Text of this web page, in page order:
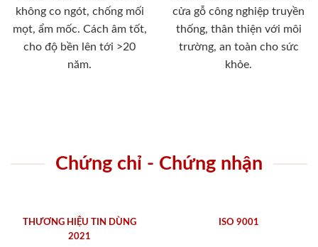
không co ngót, chống mối
mọt, ẩm mốc. Cách âm tốt,
cho độ bền lên tới >20
năm.
cửa gỗ công nghiệp truyền
thống, thân thiện với môi
trường, an toàn cho sức
khỏe.
Chứng chỉ - Chứng nhận
THƯƠNG HIỆU TIN DÙNG
2021
ISO 9001